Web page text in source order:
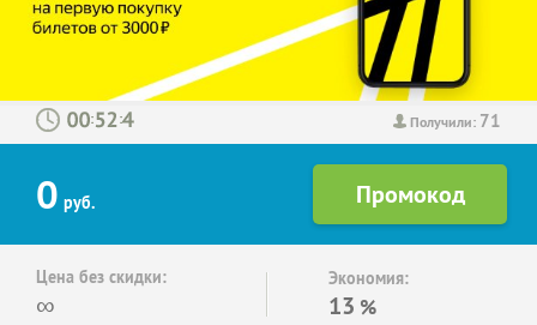
Получили: 71
: :
0 руб.
Цена без скидки:
∞
Экономия:
13 %